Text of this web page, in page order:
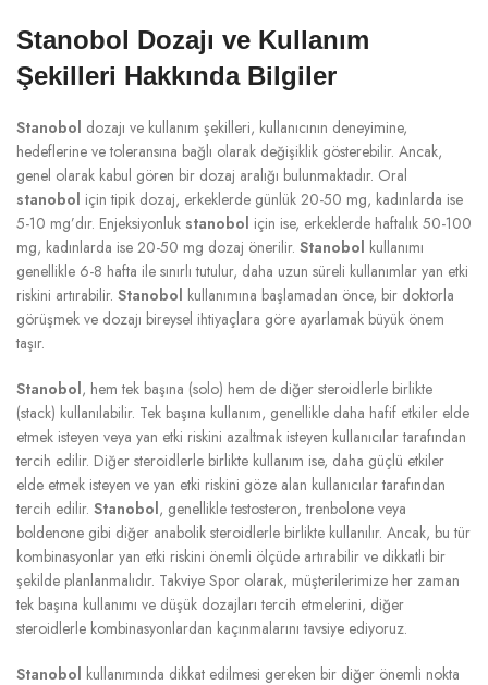
Stanobol Dozajı ve Kullanım
Şekilleri Hakkında Bilgiler
Stanobol dozajı ve kullanım şekilleri, kullanıcının deneyimine,
hedeflerine ve toleransına bağlı olarak değişiklik gösterebilir. Ancak,
genel olarak kabul gören bir dozaj aralığı bulunmaktadır. Oral
stanobol için tipik dozaj, erkeklerde günlük 20-50 mg, kadınlarda ise
5-10 mg’dır. Enjeksiyonluk stanobol için ise, erkeklerde haftalık 50-100
mg, kadınlarda ise 20-50 mg dozaj önerilir. Stanobol kullanımı
genellikle 6-8 hafta ile sınırlı tutulur, daha uzun süreli kullanımlar yan etki
riskini artırabilir. Stanobol kullanımına başlamadan önce, bir doktorla
görüşmek ve dozajı bireysel ihtiyaçlara göre ayarlamak büyük önem
taşır.
Stanobol, hem tek başına (solo) hem de diğer steroidlerle birlikte
(stack) kullanılabilir. Tek başına kullanım, genellikle daha hafif etkiler elde
etmek isteyen veya yan etki riskini azaltmak isteyen kullanıcılar tarafından
tercih edilir. Diğer steroidlerle birlikte kullanım ise, daha güçlü etkiler
elde etmek isteyen ve yan etki riskini göze alan kullanıcılar tarafından
tercih edilir. Stanobol, genellikle testosteron, trenbolone veya
boldenone gibi diğer anabolik steroidlerle birlikte kullanılır. Ancak, bu tür
kombinasyonlar yan etki riskini önemli ölçüde artırabilir ve dikkatli bir
şekilde planlanmalıdır. Takviye Spor olarak, müşterilerimize her zaman
tek başına kullanımı ve düşük dozajları tercih etmelerini, diğer
steroidlerle kombinasyonlardan kaçınmalarını tavsiye ediyoruz.
Stanobol kullanımında dikkat edilmesi gereken bir diğer önemli nokta